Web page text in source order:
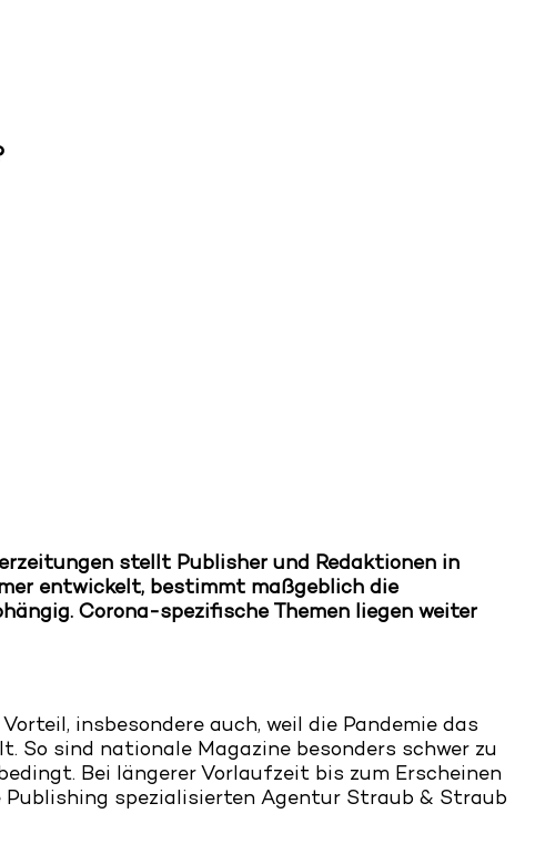
stellt Publisher und Redaktionen in
entwickelt, bestimmt maßgeblich die
Corona-spezifische Themen liegen weiter
insbesondere auch, weil die Pandemie das
So sind nationale Magazine besonders schwer zu
Bei längerer Vorlaufzeit bis zum Erscheinen
Publishing spezialisierten Agentur Straub & Straub